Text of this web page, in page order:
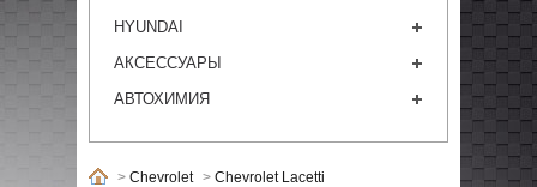
HYUNDAI
АКСЕССУАРЫ
АВТОХИМИЯ
> Chevrolet > Chevrolet Lacetti